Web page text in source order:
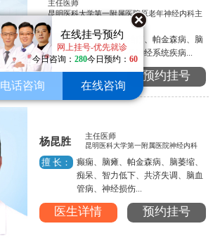
在线挂号预约
网上挂号-优先就诊
今日咨询： 280今日预约： 60
电话咨询 在线咨询
主任医师
昆明医科大学第一附属医院原老年神经内科主
任
擅 长： 癫痫的诊断与治疗、帕金森病、脑
血管病以及各类神经系统疾病...
医生详情 预约挂号
杨昆胜 主任医师
昆明医科大学第一附属医院神经内科
擅 长：
癫痫、脑瘫、帕金森病、脑萎缩、
痴呆、智力低下、共济失调、脑血
管病、神经损伤...
医生详情 预约挂号